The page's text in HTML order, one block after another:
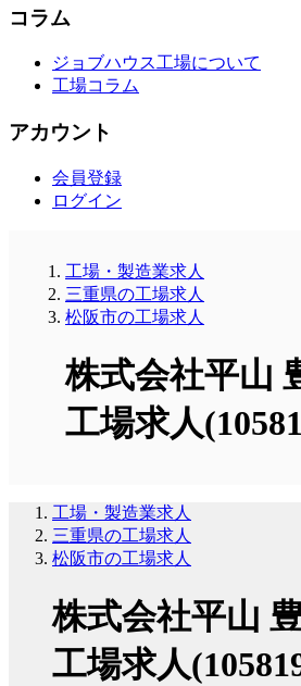
コラム
ジョブハウス工場について
工場コラム
アカウント
会員登録
ログイン
工場・製造業求人
三重県の工場求人
松阪市の工場求人
株式会社平山
工場求人
工場・製造業求人
三重県の工場求人
松阪市の工場求人
株式会社平山
工場求人